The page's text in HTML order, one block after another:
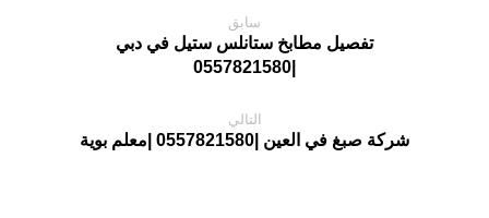
سابق
تفصيل مطابخ ستانلس ستيل في دبي
التالي
شركة صبغ في العين |0557821580 |معلم بوية